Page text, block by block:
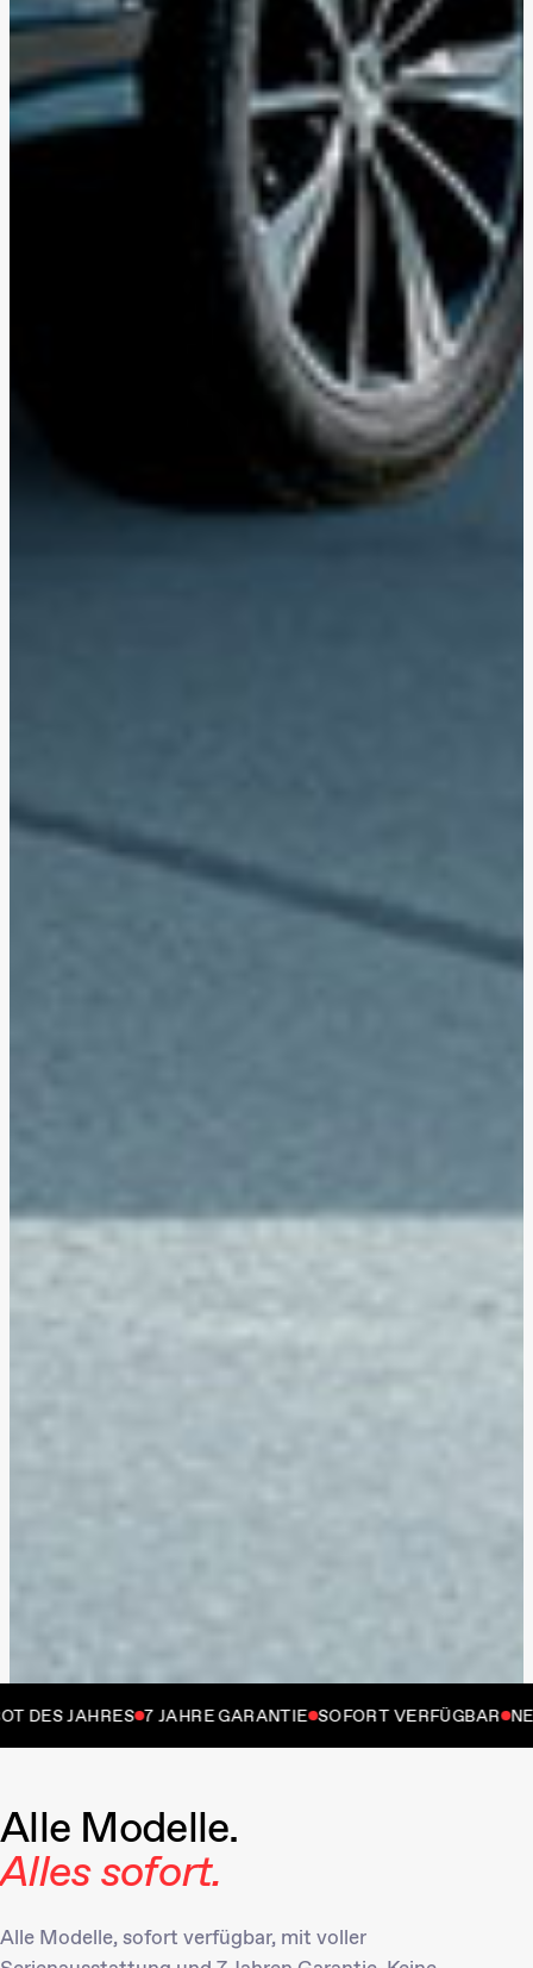
JAHRES 7 JAHRE GARANTIE SOFORT VERFÜGBAR
Alle Modelle.
Alles sofort.
Alle Modelle, sofort verfügbar, mit voller